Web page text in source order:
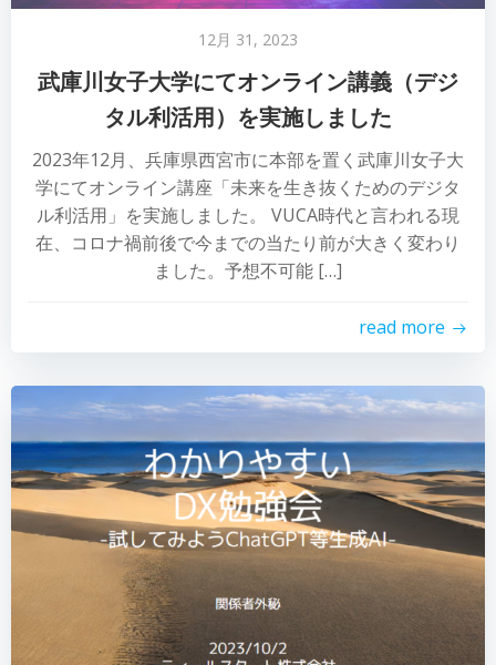
12月 31, 2023
武庫川女子大学にてオンライン講義（デジ
タル利活用）を実施しました
2023年12月、兵庫県西宮市に本部を置く武庫川女子大
学にてオンライン講座「未来を生き抜くためのデジタ
ル利活用」を実施しました。 VUCA時代と言われる現
在、コロナ禍前後で今までの当たり前が大きく変わり
ました。予想不可能 […]
read more